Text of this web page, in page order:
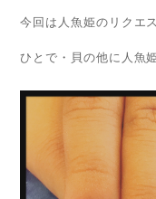
今回は人魚姫のリクエ
ひとで・貝の他に人魚